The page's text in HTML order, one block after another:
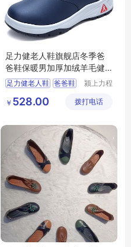
足力健老人鞋旗舰店冬季爸
爸鞋保暖男加厚加绒羊毛健
步鞋
足力健老人鞋 爸爸鞋
加绒羊毛健步鞋
颍上力程
有限公司
￥ 528.00 拨打电话